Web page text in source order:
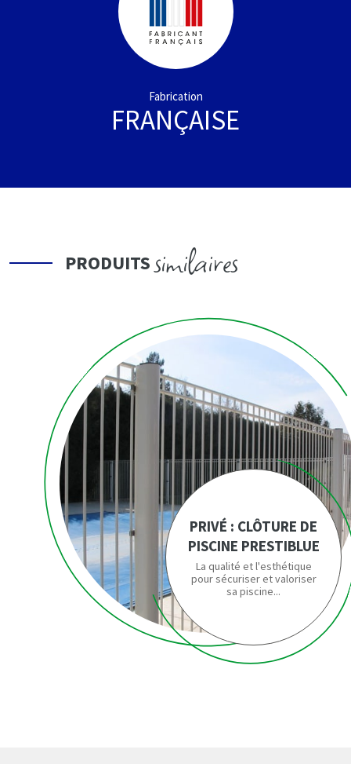
Fabrication
FRANÇAISE
PRODUITSsimilaires
PRIVÉ : CLÔTURE DE
PISCINE PRESTIBLUE
La qualité et l'esthétique
pour sécuriser et valoriser
sa piscine...